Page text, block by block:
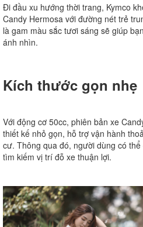
Đi đầu xu hướng thời trang, Kymco
Candy Hermosa với đường nét trẻ
là gam màu sắc tươi sáng sẽ giúp
ánh nhìn.
Kích thước gọn nhẹ
Với động cơ 50cc, phiên bản xe
thiết kế nhỏ gọn, hỗ trợ vận hành
cư. Thông qua đó, người dùng có
tìm kiếm vị trí đỗ xe thuận lợi.